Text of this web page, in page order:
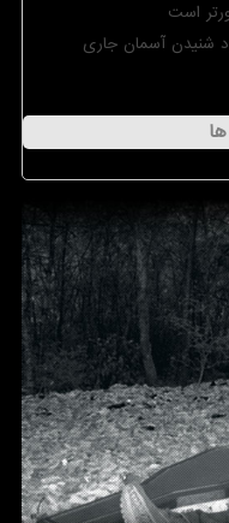
است
شنیدن آسمان جاری